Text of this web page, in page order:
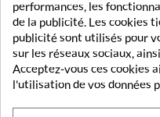
performances, les
de la publicité. Les cookies
publicité sont utilisés pour
sur les réseaux sociaux,
Acceptez-vous ces cookies
l'utilisation de vos données